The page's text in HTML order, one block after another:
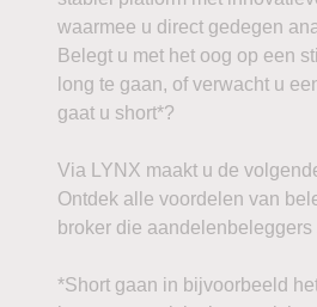
waarmee u direct gedegen
Belegt u met het oog op een
long te gaan, of verwacht u
gaat u short*?
Via LYNX maakt u de
Ontdek alle voordelen van
broker die aandelenbeleggers
*Short gaan in bijvoorbeeld